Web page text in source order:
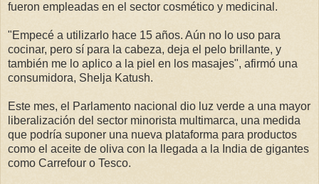
fueron empleadas en el sector cosmético y medicinal.
"Empecé a utilizarlo hace 15 años. Aún no lo uso para
cocinar, pero sí para la cabeza, deja el pelo brillante, y
también me lo aplico a la piel en los masajes", afirmó una
consumidora, Shelja Katush.
Este mes, el Parlamento nacional dio luz verde a una mayor
liberalización del sector minorista multimarca, una medida
que podría suponer una nueva plataforma para productos
como el aceite de oliva con la llegada a la India de gigantes
como Carrefour o Tesco.